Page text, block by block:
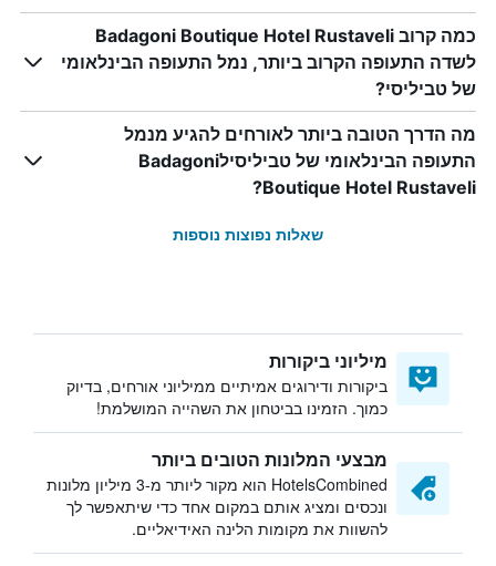
כמה קרוב Badagoni Boutique Hotel Rustaveli
לשדה התעופה הקרוב ביותר, נמל התעופה הבינלאומי
של טביליסי?
מה הדרך הטובה ביותר לאורחים להגיע מנמל
התעופה הבינלאומי של טביליסילBadagoni
Boutique Hotel Rustaveli?
שאלות נפוצות נוספות
מיליוני ביקורות
ביקורות ודירוגים אמיתיים ממיליוני אורחים, בדיוק
כמוך. הזמינו בביטחון את השהייה המושלמת!
מבצעי המלונות הטובים ביותר
HotelsCombined הוא מקור ליותר מ-3 מיליון מלונות
ונכסים ומציג אותם במקום אחד כדי שיתאפשר לך
להשוות את מקומות הלינה האידיאליים.